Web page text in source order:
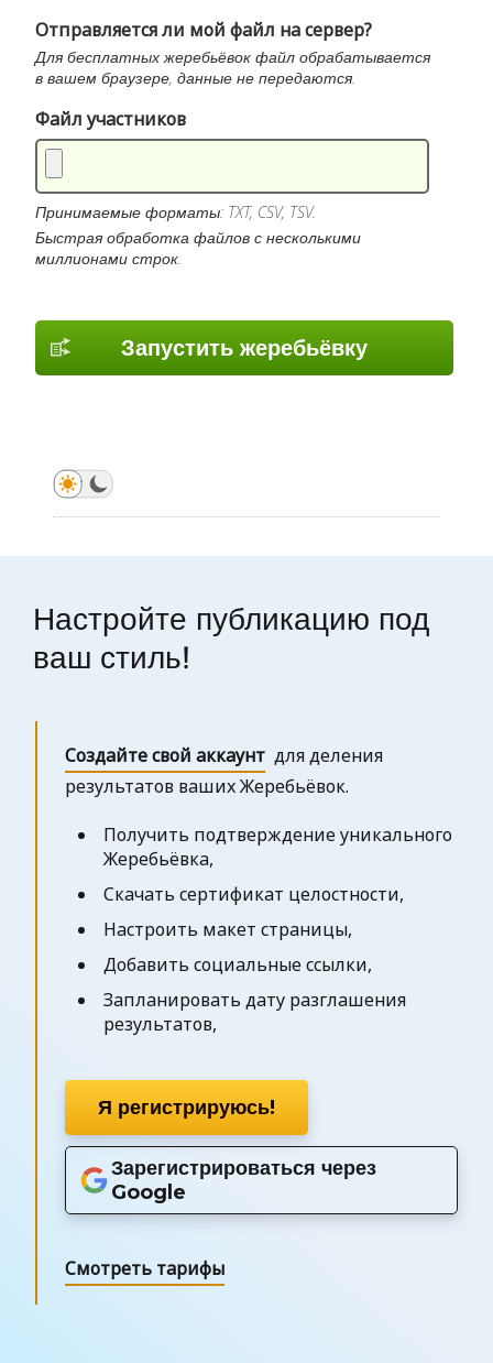
Отправляется ли мой файл на сервер?
Для бесплатных жеребьёвок файл обрабатывается
в вашем браузере, данные не передаются.
Файл участников
Принимаемые форматы: TXT, CSV, TSV.
Быстрая обработка файлов с несколькими
миллионами строк.
Запустить жеребьёвку
Запустить жеребьёвку
Настройте публикацию под
ваш стиль!
Создайте свой аккаунт для деления
результатов ваших Жеребьёвок.
Получить подтверждение уникального
Жеребьёвка,
Скачать сертификат целостности,
Настроить макет страницы,
Добавить социальные ссылки,
Запланировать дату разглашения
результатов,
Я регистрируюсь!
Зарегистрироваться через
Google
Смотреть тарифы